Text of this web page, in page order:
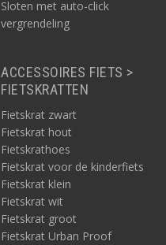
Sloten met auto-click
vergrendeling
ACCESSOIRES FIETS >
FIETSKRATTEN
Fietskrat zwart
Fietskrat hout
Fietskrathoes
Fietskrat voor de kinderfiets
Fietskrat klein
Fietskrat wit
Fietskrat groot
Fietskrat Urban Proof